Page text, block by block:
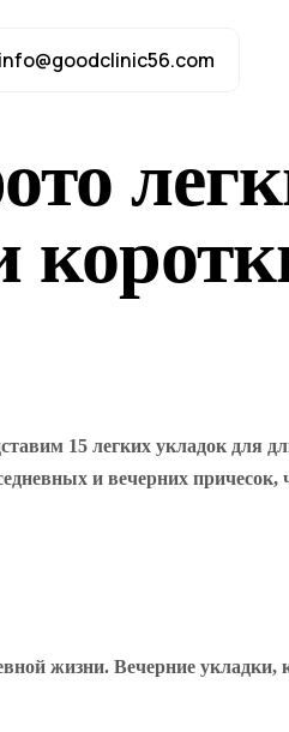
info@goodclinic56.com
15 легких укладок для
и вечерних причесок,
жизни. Вечерние